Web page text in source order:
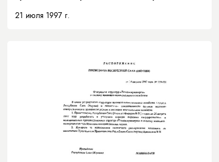
бюджета на основании рекомендаций
21 июля 1997 г.